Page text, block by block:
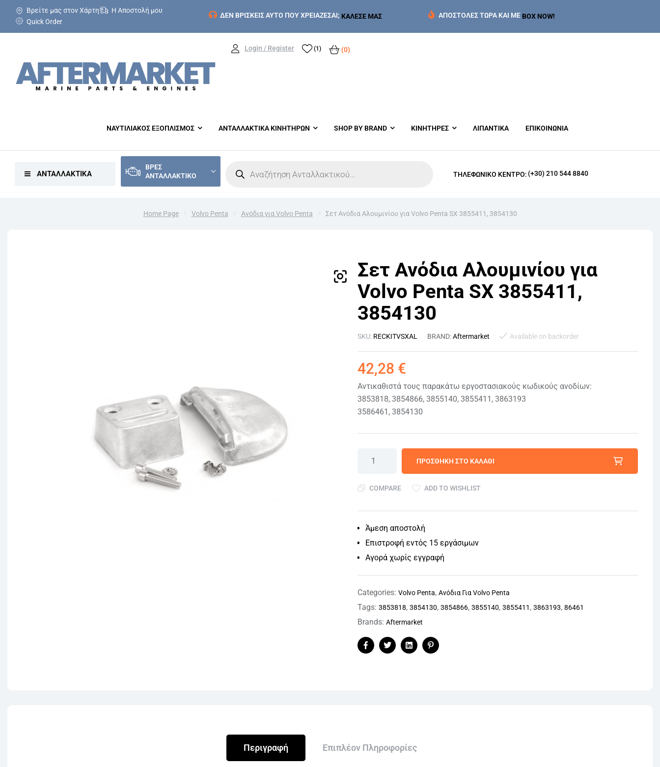
Βρείτε μας στον Χάρτη
Η Αποστολή μου
Quick Order
ΔΕΝ ΒΡΙΣΚΕΙΣ ΑΥΤΟ ΠΟΥ ΧΡΕΙΑΖΕΣΑΙ; ΚΑΛΕΣΕ ΜΑΣ ΑΠΟΣΤΟΛΕΣ ΤΩΡΑ ΚΑΙ ΜΕ BOX NOW!
ΝΑΥΤΙΛΙΑΚΟΣ ΕΞΟΠΛΙΣΜΟΣ ΑΝΤΑΛΛΑΚΤΙΚΑ ΚΙΝΗΤΗΡΩΝ SHOP BY BRAND ΚΙΝΗΤΗΡΕΣ ΛΙΠΑΝΤΙΚΑ ΕΠΙΚΟΙΝΩΝΙΑ
Login / Register (1) (0)
ΑΝΤΑΛΛΑΚΤΙΚΑ
ΒΡΕΣ
ΑΝΤΑΛΛΑΚΤΙΚΟ
ΤΗΛΕΦΩΝΙΚΌ ΚΈΝΤΡΟ: (+30) 210 544 8840
Home Page Volvo Penta Ανόδια για Volvo Penta Σετ Ανόδια Αλουμινίου για Volvo Penta SX 3855411, 3854130
Σετ Ανόδια Αλουμινίου για
Volvo Penta SX 3855411,
3854130
SKU: RECKITVSXAL BRAND:Aftermarket Available on backorder
42,28 €
Αντικαθιστά τους παρακάτω εργοστασιακούς κωδικούς ανοδίων:
3853818, 3854866, 3855140, 3855411, 3863193
3586461, 3854130
ΠΡΟΣΘΉΚΗ ΣΤΟ ΚΑΛΆΘΙ
COMPARE ADD TO WISHLIST
Άμεση αποστολή
Επιστροφή εντός 15 εργάσιμων
Αγορά χωρίς εγγραφή
Categories:Volvo Penta,Ανόδια Για Volvo Penta
Tags:3853818,3854130,3854866,3855140,3855411 ,3863193,86461
Brands:Aftermarket
FacebookTwitterLinkedinPinterest
Περιγραφή Επιπλέον Πληροφορίες